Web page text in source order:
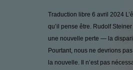
Traduction libre 6 avril 2024
qu’il pense être. Rudolf
une nouvelle perte — la
Pourtant, nous ne devrions
la nouvelle. Il n’est pas